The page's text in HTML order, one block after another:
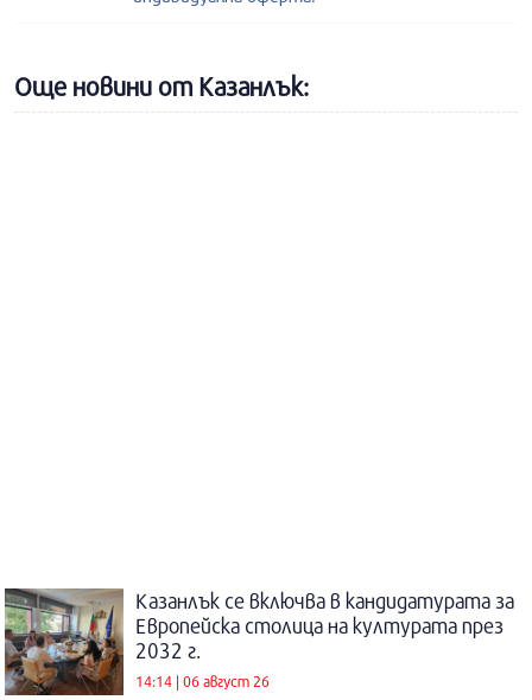
Още новини от Казанлък:
Казанлък се включва в кандидатурата за
Европейска столица на културата през
2032 г.
14:14 | 06 август 26